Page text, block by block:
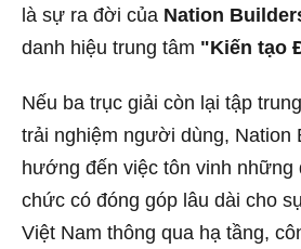
là sự ra đời của Nation
danh hiệu trung tâm "Kiến tạo
Nếu ba trục giải còn lại tập
trải nghiệm người dùng, Nation
hướng đến việc tôn vinh những
chức có đóng góp lâu dài cho
Việt Nam thông qua hạ tầng,